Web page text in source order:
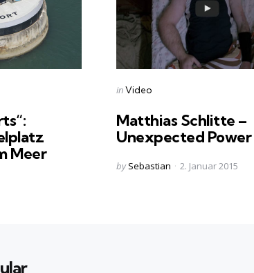
Meer
Categories
Posted
inVideo
Matthias Schlitte –
Unexpected Power
Posted
by Sebastian 2. Januar 2015